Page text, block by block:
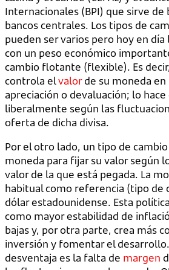
Internacionales (BPI) que sirve de
bancos centrales. Los tipos de
pueden ser varios pero hoy en día
con un peso económico
cambio flotante (flexible). Es
controla elvalorde su moneda
apreciación o devaluación; lo
liberalmente según las
oferta de dicha divisa.
Por el otro lado, un tipo de
moneda para fijar su valor según
valor de la que está pegada. La
habitual como referencia (tipo de
dólar estadounidense. Esta
como mayor estabilidad de
bajas y, por otra parte, crea más
inversión y fomentar el
desventaja es la falta de margen